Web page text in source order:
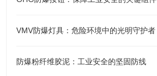
VMV防爆灯具：危险环境中的光明守护者
防爆粉纤维胶泥：工业安全的坚固防线